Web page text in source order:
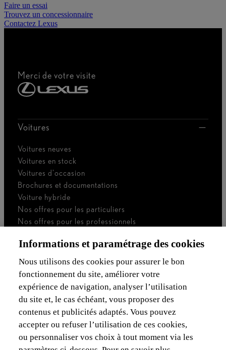
Faire un essai
Trouvez un concessionnaire
Contactez Lexus
Merci de votre visite
Voitures
Voitures neuves
Voitures en stock
Voitures d'occasion
Brochures et documentations
Voiture hybride
Nos offres pour les particuliers
Nos offres pour les professionnels
Je suis indépendant
Je suis gestionnaire de flotte
Assurances & Financement
Découvrez Lexus
Mentions Légales
Informations et paramétrage des cookies
Nous utilisons des cookies pour assurer le bon
fonctionnement du site, améliorer votre
expérience de navigation, analyser l’utilisation
du site et, le cas échéant, vous proposer des
contenus et publicités adaptés. Vous pouvez
accepter ou refuser l’utilisation de ces cookies,
ou personnaliser vos choix à tout moment via les